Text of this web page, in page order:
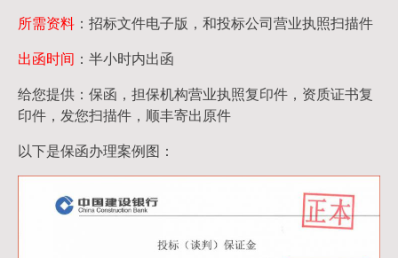
所需资料 ：招标文件电子版，和投标公司营业执照扫描件
出函时间 ：半小时内出函
给您提供：保函，担保机构营业执照复印件，资质证书复
印件，发您扫描件，顺丰寄出原件
以下是保函办理案例图：